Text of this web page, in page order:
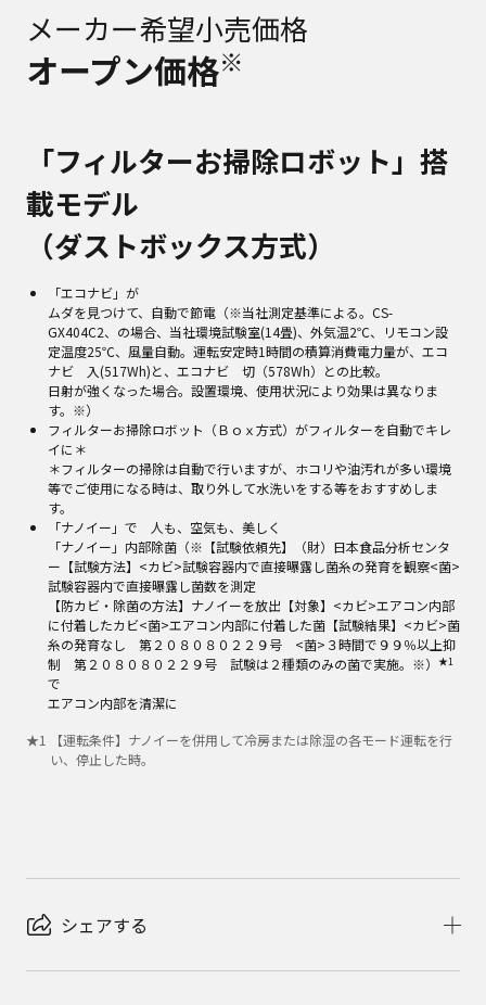
メーカー希望小売価格
オープン価格※
「フィルターお掃除ロボット」搭
載モデル
（ダストボックス方式）
「エコナビ」が
ムダを見つけて、自動で節電（※当社測定基準による。CS-
GX404C2、の場合、当社環境試験室(14畳)、外気温2℃、リモコン設
定温度25℃、風量自動。運転安定時1時間の積算消費電力量が、エコ
ナビ 入(517Wh)と、エコナビ 切（578Wh）との比較。
日射が強くなった場合。設置環境、使用状況により効果は異なりま
す。※）
フィルターお掃除ロボット（Ｂｏｘ方式）がフィルターを自動でキレ
イに＊
＊フィルターの掃除は自動で行いますが、ホコリや油汚れが多い環境
等でご使用になる時は、取り外して水洗いをする等をおすすめしま
す。
「ナノイー」で 人も、空気も、美しく
「ナノイー」内部除菌（※【試験依頼先】（財）日本食品分析センタ
ー【試験方法】<カビ>試験容器内で直接曝露し菌糸の発育を観察<菌>
試験容器内で直接曝露し菌数を測定
【防カビ・除菌の方法】ナノイーを放出【対象】<カビ>エアコン内部
に付着したカビ<菌>エアコン内部に付着した菌【試験結果】<カビ>菌
糸の発育なし 第２０８０８０２２９号 <菌>３時間で９９％以上抑
制 第２０８０８０２２９号 試験は２種類のみの菌で実施。※）
★1
で
エアコン内部を清潔に
★1
【運転条件】ナノイーを併用して冷房または除湿の各モード運転を行
い、停止した時。
シェアする